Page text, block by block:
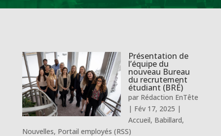
Présentation de
l’équipe du
nouveau Bureau
du recrutement
étudiant (BRÉ)
par Rédaction EnTête
| Fév 17, 2025 |
Accueil, Babillard,
Nouvelles, Portail employés (RSS)